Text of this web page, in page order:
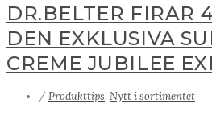
DR.BELTER FIRAR
DEN EXKLUSIVA
CREME JUBILEE
/Produkttips, Nytt i sortimentet